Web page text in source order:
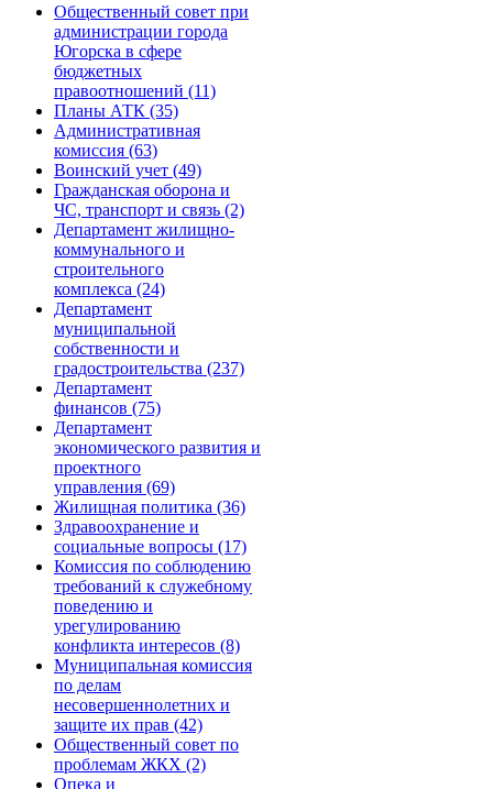
Общественный совет при
администрации города
Югорска в сфере
бюджетных
правоотношений (11)
Планы АТК (35)
Административная
комиссия (63)
Воинский учет (49)
Гражданская оборона и
ЧС, транспорт и связь (2)
Департамент жилищно-
коммунального и
строительного
комплекса (24)
Департамент
муниципальной
собственности и
градостроительства (237)
Департамент
финансов (75)
Департамент
экономического развития и
проектного
управления (69)
Жилищная политика (36)
Здравоохранение и
социальные вопросы (17)
Комиссия по соблюдению
требований к служебному
поведению и
урегулированию
конфликта интересов (8)
Муниципальная комиссия
по делам
несовершеннолетних и
защите их прав (42)
Общественный совет по
проблемам ЖКХ (2)
Опека и